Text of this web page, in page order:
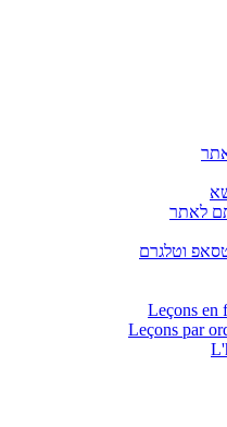
לאתר
וטלגרם
Leçons en
Leçons par